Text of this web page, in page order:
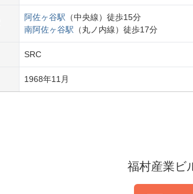
阿佐ヶ谷駅 （中央線） 徒歩15分
南阿佐ヶ谷駅 （丸ノ内線） 徒歩17分
SRC
1968年11 月
福村産業ビ